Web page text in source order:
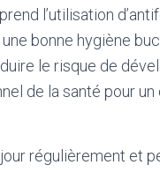
l’utilisation
bonne hygiène
le risque de
de la santé pour
régulièrement et